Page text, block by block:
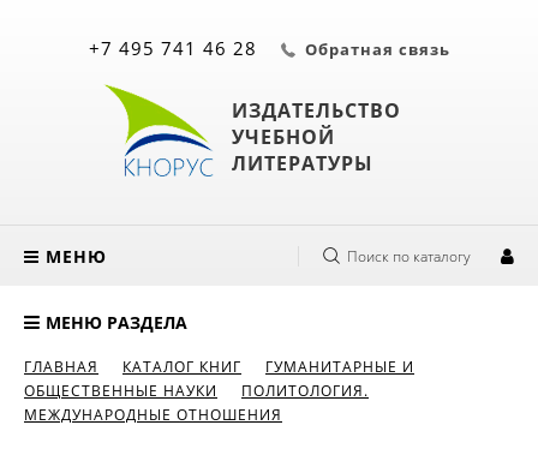
ИЗДАТЕЛЬСТВО
УЧЕБНОЙ
ЛИТЕРАТУРЫ
+7 495 741 46 28 Обратная связь
МЕНЮ Поиск по каталогу
МЕНЮ РАЗДЕЛА
ГЛАВНАЯ КАТАЛОГ КНИГ
ГУМАНИТАРНЫЕ И
ОБЩЕСТВЕННЫЕ НАУКИ
ПОЛИТОЛОГИЯ.
МЕЖДУНАРОДНЫЕ ОТНОШЕНИЯ